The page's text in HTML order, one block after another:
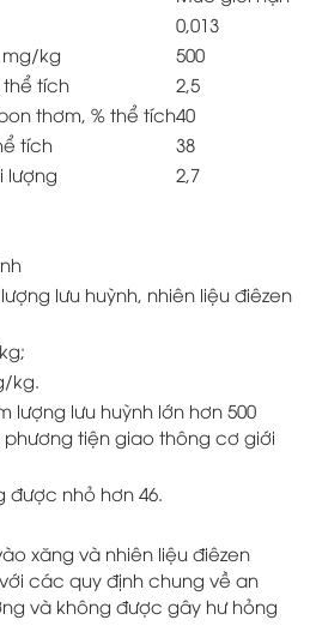
0,013
mg/kg
500
thể tích
2,5
thơm, % thể tích40
tích
38
lượng
2,7
lưu huỳnh, nhiên liệu điêzen
kg.
lượng lưu huỳnh lớn hơn 500
tiện giao thông cơ giới
được nhỏ hơn 46.
xăng và nhiên liệu điêzen
các quy định chung về an
và không được gây hư hỏng